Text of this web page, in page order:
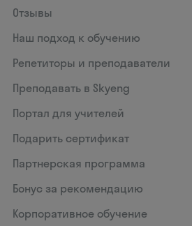
Отзывы
Наш подход к обучению
Репетиторы и преподаватели
Преподавать в Skyeng
Портал для учителей
Подарить сертификат
Партнерская программа
Бонус за рекомендацию
Корпоративное обучение